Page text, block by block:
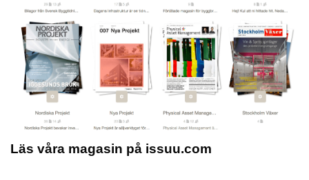
Läs våra magasin på issuu.com